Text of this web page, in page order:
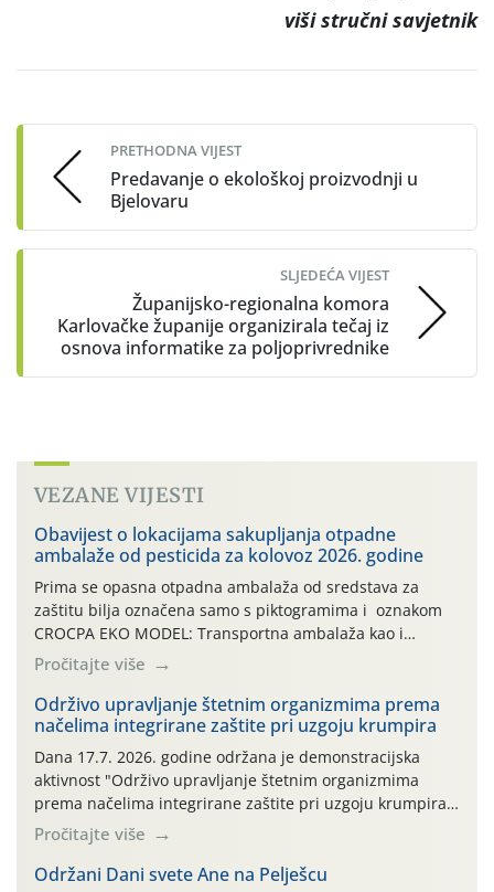
viši stručni savjetnik
navigation
PRETHODNA VIJEST
Predavanje o ekološkoj proizvodnji u
Bjelovaru
SLJEDEĆA VIJEST
Županijsko-regionalna komora
Karlovačke županije organizirala tečaj iz
osnova informatike za poljoprivrednike
VEZANE VIJESTI
Obavijest o lokacijama sakupljanja otpadne
ambalaže od pesticida za kolovoz 2026. godine
Prima se opasna otpadna ambalaža od sredstava za
zaštitu bilja označena samo s piktogramima i oznakom
CROCPA EKO MODEL: Transportna ambalaža kao i
ambalaža drugih proizvoda koji nisu sredstva za zaštitu
bilja (npr. ambalaža od mineralnih gnojiva,) se ne
prihvaća. Korisnicima je osiguran besplatni povrat
prazne ambalaže isključivo ovih tvrtki: AGROCHEM-MAKS,
AGRONOM, ALBAUGH TKI* (PINUS […]
Pročitajte više
Održivo upravljanje štetnim organizmima prema
načelima integrirane zaštite pri uzgoju krumpira
Dana 17.7. 2026. godine održana je demonstracijska
aktivnost "Održivo upravljanje štetnim organizmima
prema načelima integrirane zaštite pri uzgoju krumpira"
na pokusnom polju "Poredje", kraj naselja Belica (ARKOD
parcela ID 2445031) (središnji dio Međimurske županije).
Pročitajte više
Održani Dani svete Ane na Pelješcu